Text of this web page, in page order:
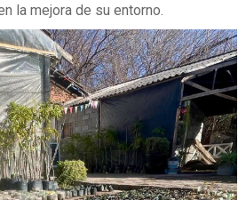
la mejora de su entorno.